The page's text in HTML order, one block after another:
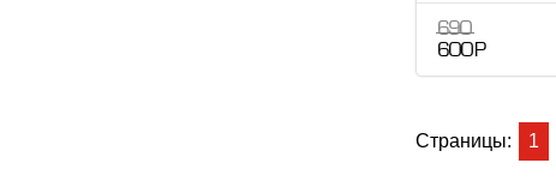
690
600 Р
Страницы: 1